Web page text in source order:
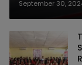
2024
September 30,